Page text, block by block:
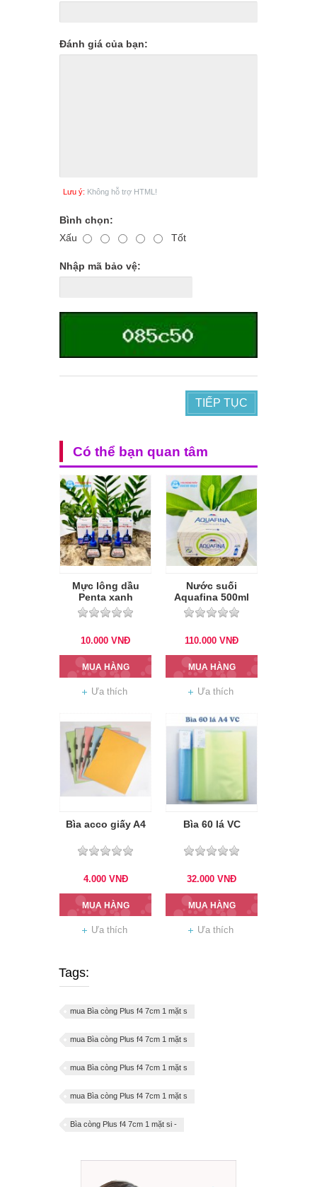
Đánh giá của bạn:
Lưu ý: Không hỗ trợ HTML!
Bình chọn:
Xấu
Tốt
Nhập mã bảo vệ:
TIẾP TỤC
Có thể bạn quan tâm
Mực lông dầu
Penta xanh
10.000 VNĐ
MUA HÀNG
Ưa thích
Nước suối
Aquafina 500ml
110.000 VNĐ
MUA HÀNG
Ưa thích
Bìa acco giấy A4
4.000 VNĐ
MUA HÀNG
Ưa thích
Bìa 60 lá VC
32.000 VNĐ
MUA HÀNG
Ưa thích
Tags:
mua Bìa còng Plus f4 7cm 1 mặt s
mua Bìa còng Plus f4 7cm 1 mặt s
mua Bìa còng Plus f4 7cm 1 mặt s
mua Bìa còng Plus f4 7cm 1 mặt s
Bìa còng Plus f4 7cm 1 mặt si -